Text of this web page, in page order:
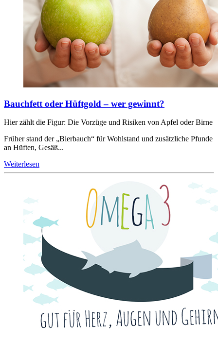
Bauchfett oder Hüftgold – wer gewinnt?
Hier zählt die Figur: Die Vorzüge und Risiken von Apfel oder Birne
Früher stand der „Bierbauch“ für Wohlstand und zusätzliche Pfunde
an Hüften, Gesäß...
Weiterlesen